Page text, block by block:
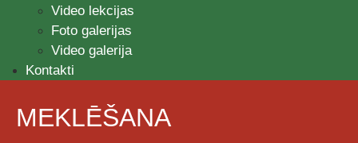
Video lekcijas
Foto galerijas
Video galerija
Kontakti
MEKLĒŠANA